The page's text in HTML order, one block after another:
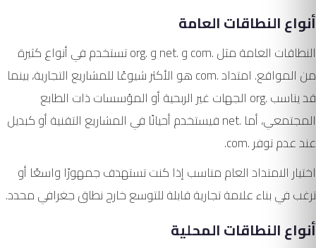
أنواع النطاقات العامة
النطاقات العامة مثل .com و .net و .org تستخدم في أنواع كثيرة
من المواقع. امتداد .com هو الأكثر شيوعًا للمشاريع التجارية، بينما
قد يناسب .org الجهات غير الربحية أو المؤسسات ذات الطابع
المجتمعي، أما .net فيستخدم أحيانًا في المشاريع التقنية أو كبديل
عند عدم توفر .com.
اختيار الامتداد العام مناسب إذا كنت تستهدف جمهورًا واسعًا أو
ترغب في بناء علامة تجارية قابلة للتوسع خارج نطاق جغرافي محدد.
أنواع النطاقات المحلية